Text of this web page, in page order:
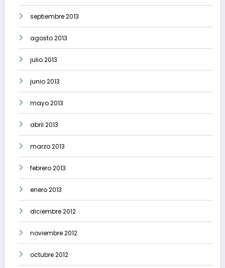
septiembre 2013
agosto 2013
julio 2013
junio 2013
mayo 2013
abril 2013
marzo 2013
febrero 2013
enero 2013
diciembre 2012
noviembre 2012
octubre 2012